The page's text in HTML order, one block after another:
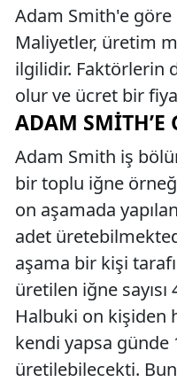
Adam Smith'e göre
Maliyetler, üretim
ilgilidir. Faktörlerin
olur ve ücret bir
ADAM SMITH’E
Adam Smith iş
bir toplu iğne
on aşamada
adet
aşama bir kişi
üretilen iğne sayısı
Halbuki on kişiden
kendi yapsa günde
üretilebilecekti.